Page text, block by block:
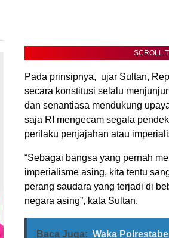
SCROLL
Pada prinsipnya, ujar Sultan,
secara konstitusi selalu
dan senantiasa mendukung
saja RI mengecam segala
perilaku penjajahan atau
“Sebagai bangsa yang pernah
imperialisme asing, kita tentu
perang saudara yang terjadi di
negara asing”, kata Sultan.
Baca Juga: Waka